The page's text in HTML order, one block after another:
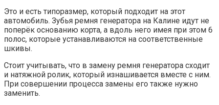
Это и есть типоразмер, который подходит на этот
автомобиль. Зубья ремня генератора на Калине идут не
поперёк основанию корта, а вдоль него имея при этом 6
полос, которые устанавливаются на соответственные
шкивы.
Стоит учитывать, что в замену ремня генератора сходит
и натяжной ролик, который изнашивается вместе с ним.
При совершении процесса замены его также нужно
заменить.